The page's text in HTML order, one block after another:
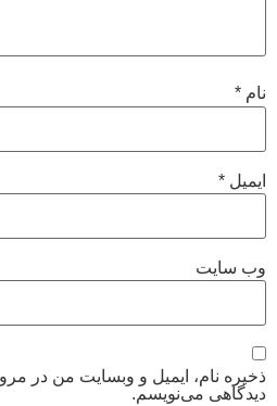
نام *
ایمیل *
وب‌ سایت
ذخیره نام، ایمیل و وبسایت من در
دیدگاهی می‌نویسم.